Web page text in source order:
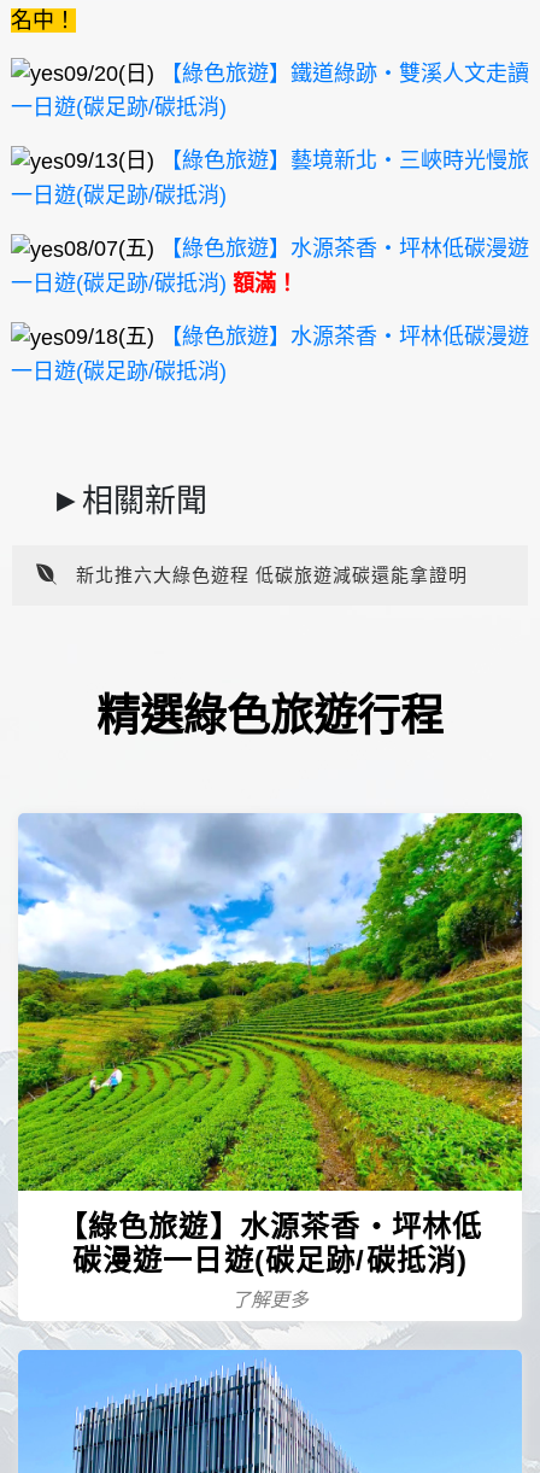
名中！
09/20(日)
【綠色旅遊】鐵道綠跡‧雙溪人文走讀
一日遊(碳足跡/碳抵消)
09/13(日)
【綠色旅遊】藝境新北‧三峽時光慢旅
一日遊(碳足跡/碳抵消)
08/07(五)
【綠色旅遊】水源茶香‧坪林低碳漫遊
一日遊(碳足跡/碳抵消) 額滿！
09/18(五)
【綠色旅遊】水源茶香‧坪林低碳漫遊
一日遊(碳足跡/碳抵消)
►相關新聞
綠色旅遊低碳永續 新北打造減碳觀光新篇章
境教育與在地文化
新北推六大綠色遊程 低碳旅遊減碳還能拿證明
新北市打造低碳旅遊新典範 三條綠色路線串聯環
境教育與在地文化
新北推六大綠色遊程 低碳旅遊減碳還能拿證明
精選綠色旅遊行程
【綠色旅遊】水源茶香‧坪林低
碳漫遊一日遊(碳足跡/碳抵消)
了解更多